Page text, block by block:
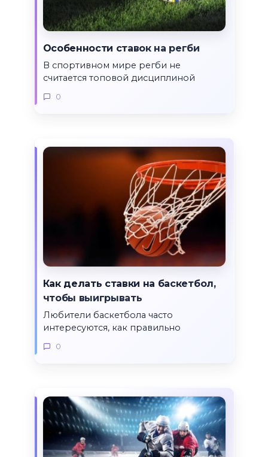
Особенности ставок на регби
В спортивном мире регби не
считается топовой дисциплиной
0
Как делать ставки на баскетбол,
чтобы выигрывать
Любители баскетбола часто
интересуются, как правильно
0